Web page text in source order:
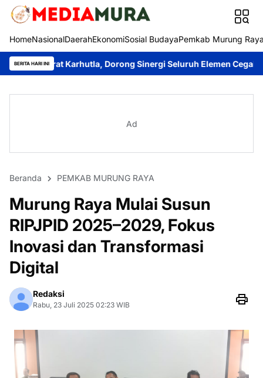
HomeNasionalDaerahEkonomiSosial BudayaPemkab Murung
BERITA HARI INIDorong Sinergi Seluruh Elemen Cegah Bencana
Ad
Beranda PEMKAB MURUNG RAYA
Murung Raya Mulai Susun
RIPJPID 2025–2029, Fokus
Inovasi dan Transformasi
Digital
Redaksi
Rabu, 23 Juli 2025 02:23 WIB